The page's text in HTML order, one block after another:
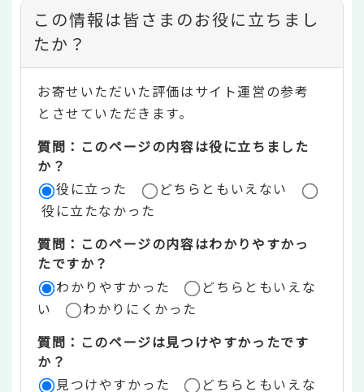
コ
ン
テ
ン
ツ
評
価
リ
ア
この情報は皆さまのお役に立ちまし
たか？
お寄せいただいた評価はサイト運営の参考
とさせていただきます。
質問：このページの内容は役に立ちました
か？
役に立った
どちらともいえない
役に立たなかった
質問：このページの内容はわかりやすかっ
たですか？
わかりやすかった
どちらともいえな
い
わかりにくかった
質問：このページは見つけやすかったです
か？
見つけやすかった
どちらともいえな